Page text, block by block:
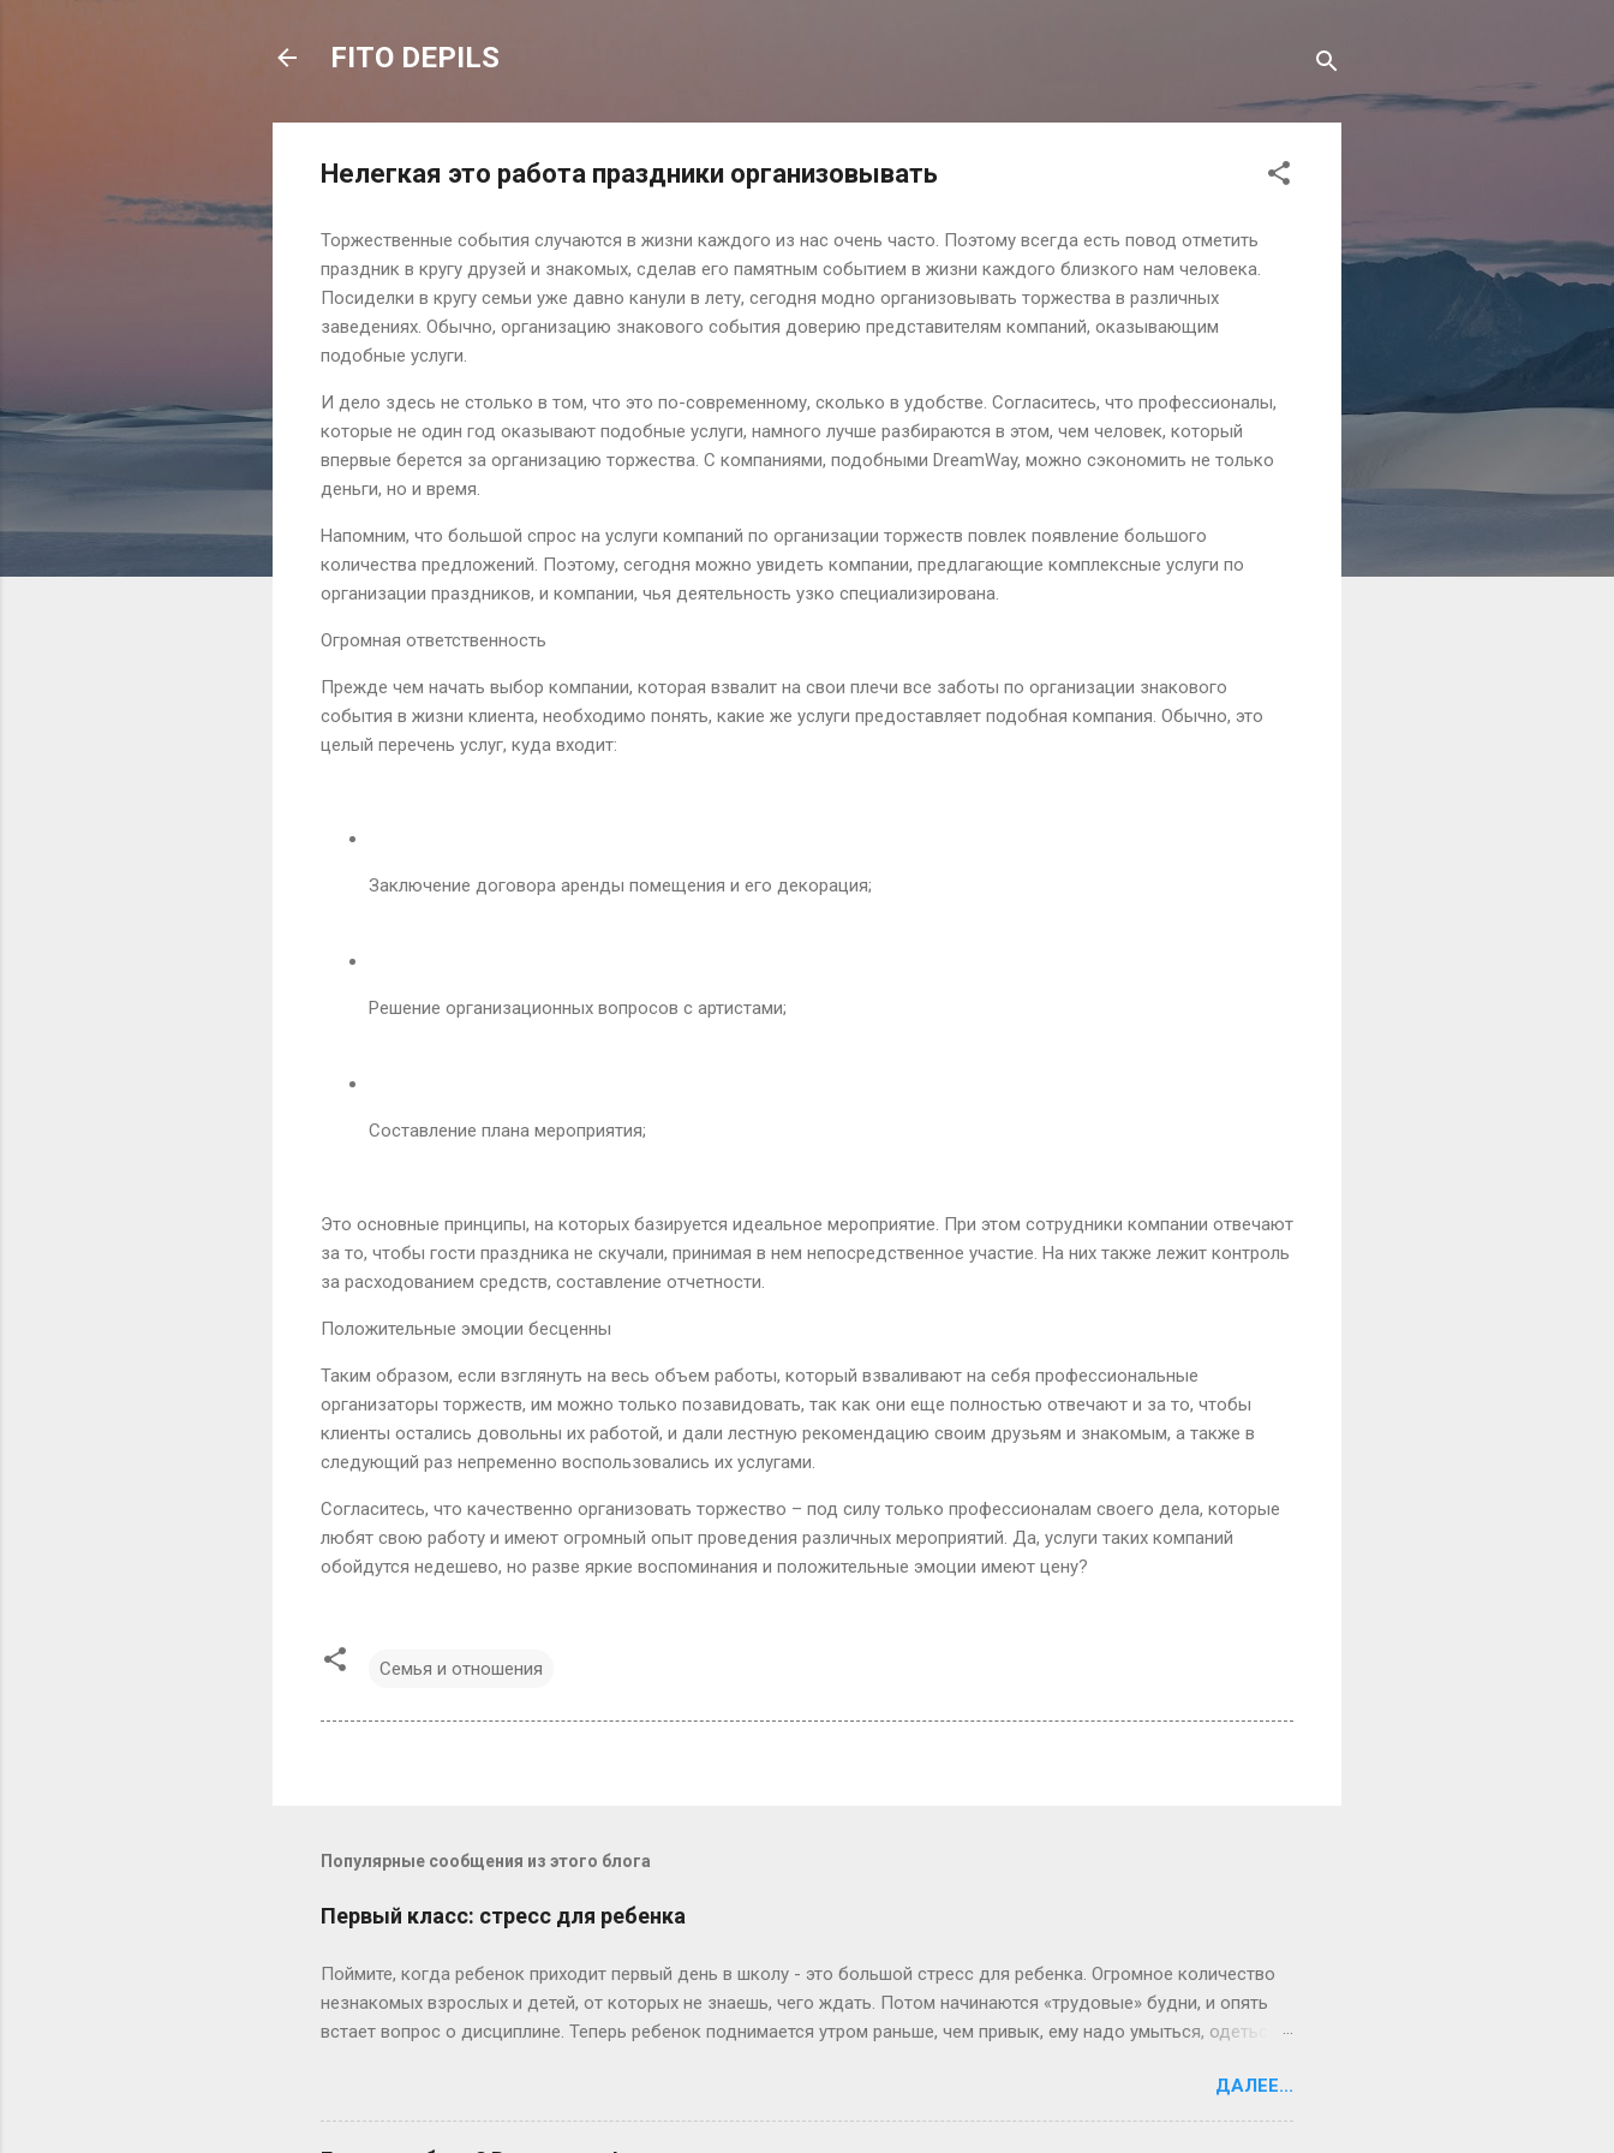
FITO DEPILS
Нелегкая это работа праздники организовывать
Торжественные события случаются в жизни каждого из нас очень часто. Поэтому всегда есть повод отметить
праздник в кругу друзей и знакомых, сделав его памятным событием в жизни каждого близкого нам человека.
Посиделки в кругу семьи уже давно канули в лету, сегодня модно организовывать торжества в различных
заведениях. Обычно, организацию знакового события доверию представителям компаний, оказывающим
подобные услуги.
И дело здесь не столько в том, что это по-современному, сколько в удобстве. Согласитесь, что профессионалы,
которые не один год оказывают подобные услуги, намного лучше разбираются в этом, чем человек, который
впервые берется за организацию торжества. С компаниями, подобными DreamWay, можно сэкономить не только
деньги, но и время.
Напомним, что большой спрос на услуги компаний по организации торжеств повлек появление большого
количества предложений. Поэтому, сегодня можно увидеть компании, предлагающие комплексные услуги по
организации праздников, и компании, чья деятельность узко специализирована.
Огромная ответственность
Прежде чем начать выбор компании, которая взвалит на свои плечи все заботы по организации знакового
события в жизни клиента, необходимо понять, какие же услуги предоставляет подобная компания. Обычно, это
целый перечень услуг, куда входит:
Заключение договора аренды помещения и его декорация;
Решение организационных вопросов с артистами;
Составление плана мероприятия;
Это основные принципы, на которых базируется идеальное мероприятие. При этом сотрудники компании отвечают
за то, чтобы гости праздника не скучали, принимая в нем непосредственное участие. На них также лежит контроль
за расходованием средств, составление отчетности.
Положительные эмоции бесценны
Таким образом, если взглянуть на весь объем работы, который взваливают на себя профессиональные
организаторы торжеств, им можно только позавидовать, так как они еще полностью отвечают и за то, чтобы
клиенты остались довольны их работой, и дали лестную рекомендацию своим друзьям и знакомым, а также в
следующий раз непременно воспользовались их услугами.
Согласитесь, что качественно организовать торжество – под силу только профессионалам своего дела, которые
любят свою работу и имеют огромный опыт проведения различных мероприятий. Да, услуги таких компаний
обойдутся недешево, но разве яркие воспоминания и положительные эмоции имеют цену?
Семья и отношения
Популярные сообщения из этого блога
Первый класс: стресс для ребенка
Поймите, когда ребенок приходит первый день в школу - это большой стресс для ребенка. Огромное количество
незнакомых взрослых и детей, от которых не знаешь, чего ждать. Потом начинаются «трудовые» будни, и опять
встает вопрос о дисциплине. Теперь ребенок поднимается утром раньше, чем привык, ему надо умыться, одеться,
опаздываете в школу, может иметь смысл спросить у него: «Дорогой, ты так долго одеваешься по утрам, что мы
или опаздываем, или ты уходишь, не позавтракав, а я опаздываю на работу. Что ты можешь предложить, чтобы
изменить ситуацию? » Очень часто дети все понимают и действительно находят выход из положения, причем
ДАЛЕЕ...